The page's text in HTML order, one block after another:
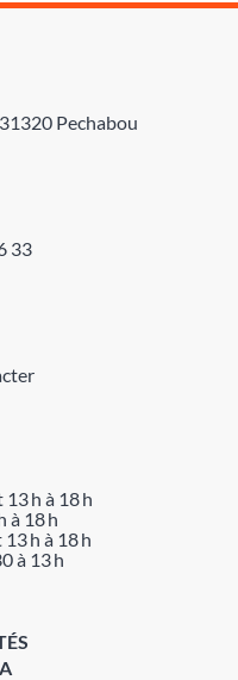
Pechabou
33
13 h à 18 h
à 18 h
13 h à 18 h
à 13 h